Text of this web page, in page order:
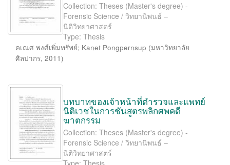
Collection: Theses (Master's degree) -
Forensic Science / วิทยานิพนธ์ –
นิติวิทยาศาสตร์
Type: Thesis
คเณศ พงศ์เพิ่มทรัพย์; Kanet Pongpernsup (มหาวิทยาลัย
ศิลปากร, 2011)
บทบาทของเจ้าหน้าที่ตำรวจและแพทย์
นิติเวชในการชันสูตรพลิกศพคดี
ฆาตกรรม
Collection: Theses (Master's degree) -
Forensic Science / วิทยานิพนธ์ –
นิติวิทยาศาสตร์
Type: Thesis